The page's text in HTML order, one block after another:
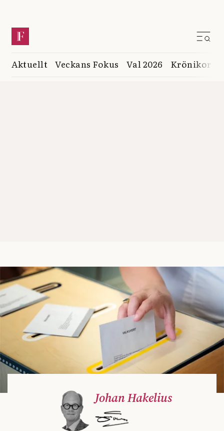
Aktuellt Veckans Fokus Val 2026 Krönikor
Johan Hakelius